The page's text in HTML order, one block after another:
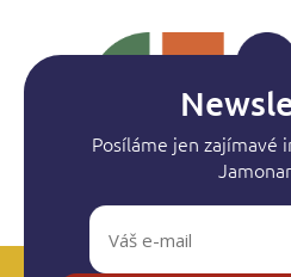
Posíláme jen zajímavé